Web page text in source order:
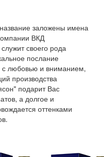
заложены имена
ВКД
своего рода
послание
с любовью и вниманием,
производства
подарит Вас
а долгое и
оттенками